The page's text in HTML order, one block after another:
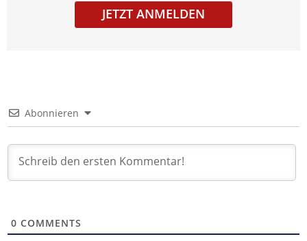
JETZT ANMELDEN
Abonnieren
0 COMMENTS